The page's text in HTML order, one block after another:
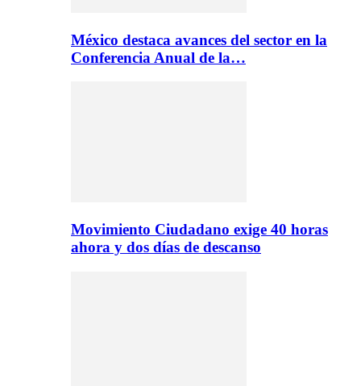
México destaca avances del sector en la
Conferencia Anual de la…
Movimiento Ciudadano exige 40 horas
ahora y dos días de descanso